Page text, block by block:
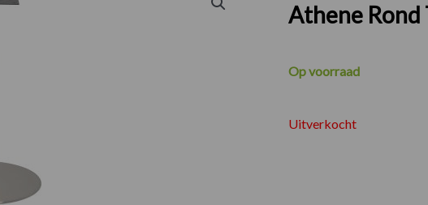
Athene
Op voorraad
Uitverkocht